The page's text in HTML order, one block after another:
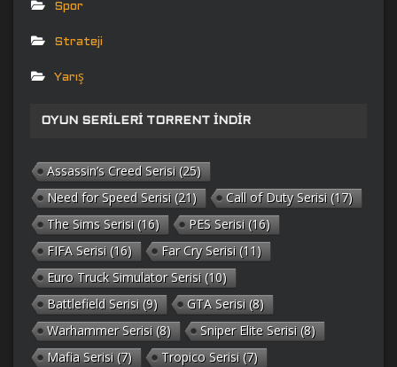
Spor
Strateji
Yarış
OYUN SERILERI TORRENT İNDIR
Assassin’s Creed Serisi (25)
Need for Speed Serisi (21) Call of Duty Serisi (17)
The Sims Serisi (16) PES Serisi (16)
FIFA Serisi (16) Far Cry Serisi (11)
Euro Truck Simulator Serisi (10)
Battlefield Serisi (9) GTA Serisi (8)
Warhammer Serisi (8) Sniper Elite Serisi (8)
Mafia Serisi (7) Tropico Serisi (7)